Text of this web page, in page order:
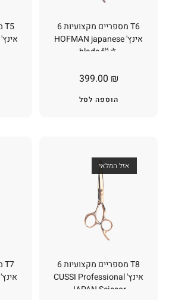
T6 מספריים מקצועיות 6
אינץ' HOFMAN japanese
blade 鋭さ
399.00 ₪
הוספה לסל
אזל המלאי
T8 מספריים מקצועיות 6
אינץ' CUSSI Professional
JAPAN Scissor